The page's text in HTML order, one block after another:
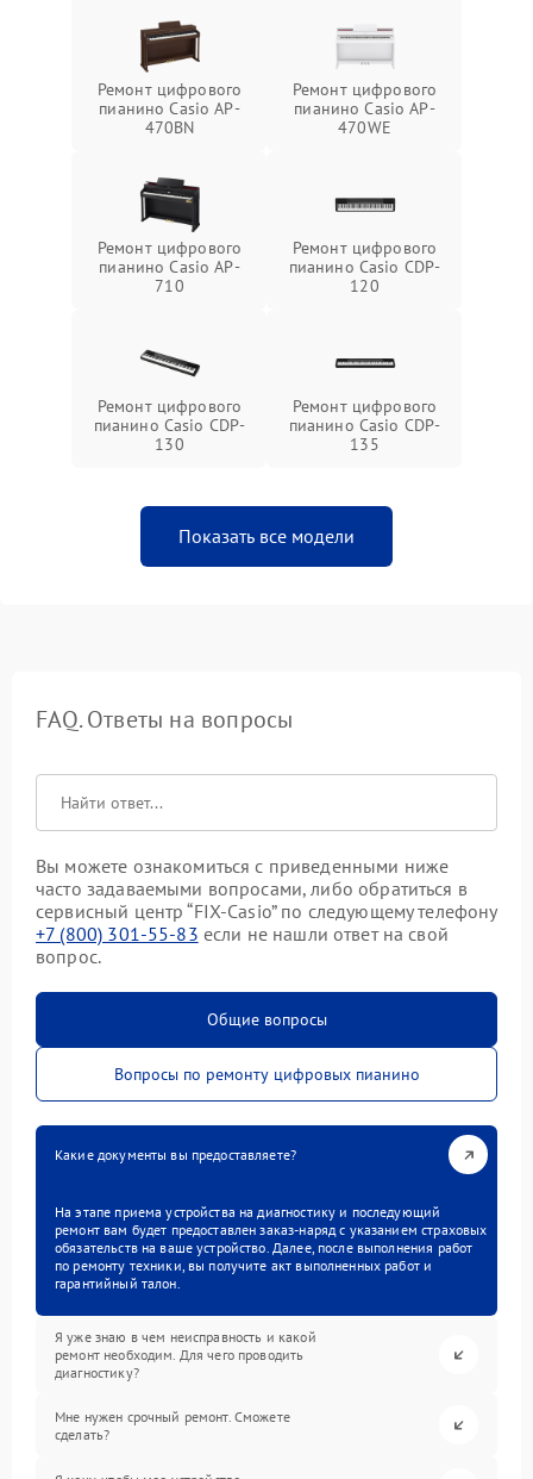
Ремонт цифрового
пианино Casio AP-
470BN
Ремонт цифрового
пианино Casio AP-
470WE
Ремонт цифрового
пианино Casio AP-
710
Ремонт цифрового
пианино Casio CDP-
120
Ремонт цифрового
пианино Casio CDP-
130
Ремонт цифрового
пианино Casio CDP-
135
Показать все модели
FAQ. Ответы на вопросы
Вы можете ознакомиться с приведенными ниже
часто задаваемыми вопросами, либо обратиться в
сервисный центр “FIX-Casio” по следующему телефону
+7 (800) 301-55-83 если не нашли ответ на свой
вопрос.
Общие вопросы
Вопросы по ремонту цифровых пианино
Какие документы вы предоставляете?
На этапе приема устройства на диагностику и последующий
ремонт вам будет предоставлен заказ-наряд с указанием страховых
обязательств на ваше устройство. Далее, после выполнения работ
по ремонту техники, вы получите акт выполненных работ и
гарантийный талон.
Я уже знаю в чем неисправность и какой
ремонт необходим. Для чего проводить
диагностику?
Мне нужен срочный ремонт. Сможете
сделать?